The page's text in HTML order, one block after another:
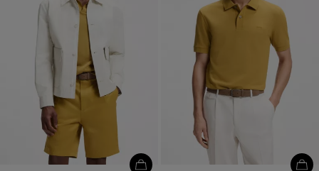
Inloggen / Registreren
Favoriet (
Artikelen)
FAQ & help en contact
Winkelzoeker